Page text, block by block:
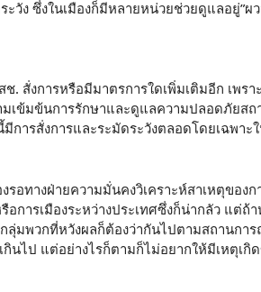
วัง ซึ่งในเมืองก็มีหลายหน่วยช่วยดูแลอยู่”ผ
. สั่งการหรือมีมาตรการใดเพิ่มเติมอีก เพรา
มเข้มข้นการรักษาและดูแลความปลอดภัยสถ
ารสั่งการและระมัดระวังตลอดโดยเฉพาะ
อทางฝ่ายความมั่นคงวิเคราะห์สาเหตุของก
การเมืองระหว่างประเทศซึ่งก็น่ากลัว แต่ถ้า
ลุ่มพวกที่หวังผลก็ต้องว่ากันไปตามสถานกา
นไป แต่อย่างไรก็ตามก็ไม่อยากให้มีเหตุเกิ